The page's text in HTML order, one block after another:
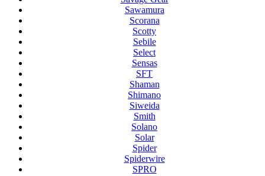
Sawamura
Scorana
Scotty
Sebile
Select
Sensas
SFT
Shaman
Shimano
Siweida
Smith
Solano
Solar
Spider
Spiderwire
SPRO